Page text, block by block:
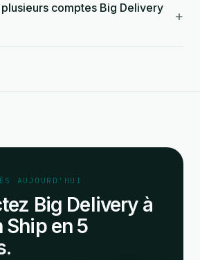
comptes Big Delivery
+
AUJOURD'HUI
Big Delivery à
Ship en 5